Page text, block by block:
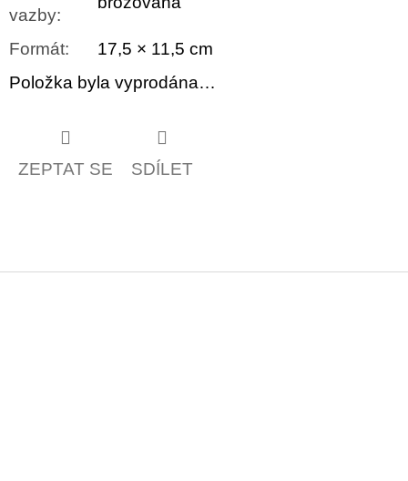
vazby:
Formát:
17,5 × 11,5 cm
Položka byla vyprodána…
ZEPTAT SE SDÍLET